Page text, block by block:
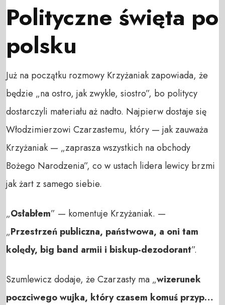
Polityczne święta po
polsku
Już na początku rozmowy Krzyżaniak zapowiada, że
będzie „na ostro, jak zwykle, siostro”, bo politycy
dostarczyli materiału aż nadto. Najpierw dostaje się
Włodzimierzowi Czarzastemu, który — jak zauważa
Krzyżaniak — „zaprasza wszystkich na obchody
Bożego Narodzenia”, co w ustach lidera lewicy brzmi
jak żart z samego siebie.
„Osłabłem” — komentuje Krzyżaniak. —
„Przestrzeń publiczna, państwowa, a oni tam
kolędy, big band armii i biskup-dezodorant”.
Szumlewicz dodaje, że Czarzasty ma „wizerunek
poczciwego wujka, który czasem komuś przyp…